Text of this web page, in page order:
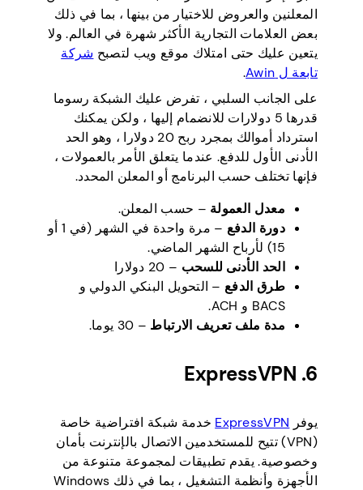
المعلنين والعروض للاختيار من بينها ، بما في ذلك
بعض العلامات التجارية الأكثر شهرة في العالم. ولا
يتعين عليك حتى امتلاك موقع ويب لتصبح شركة
تابعة ل Awin
.
على الجانب السلبي ، تفرض عليك الشبكة رسوما
قدرها 5 دولارات للانضمام إليها ، ولكن يمكنك
استرداد أموالك بمجرد ربح 20 دولارا ، وهو الحد
الأدنى الأول للدفع. عندما يتعلق الأمر بالعمولات ،
فإنها تختلف حسب البرنامج أو المعلن المحدد.
معدل العمولة – حسب المعلن.
دورة الدفع
– مرة واحدة في الشهر (في 1 أو
15) لأرباح الشهر الماضي.
الحد الأدنى للسحب – 20 دولارا
طرق الدفع – التحويل البنكي الدولي و
BACS و ACH.
مدة ملف تعريف الارتباط – 30 يوما.
6. ExpressVPN
يوفر ExpressVPN خدمة شبكة افتراضية خاصة
(VPN) تتيح للمستخدمين الاتصال بالإنترنت بأمان
وخصوصية. يقدم تطبيقات لمجموعة متنوعة من
الأجهزة وأنظمة التشغيل ، بما في ذلك Windows